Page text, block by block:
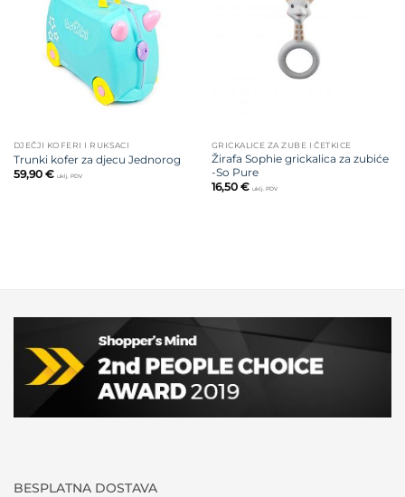
želja
DJEČJI KOFERI I RUKSACI
Trunki kofer za djecu Jednorog
59,90 € uklj. PDV
GRICKALICE ZA ZUBE I ČETKICE
Žirafa Sophie grickalica za zubiće
-So Pure
16,50 € uklj. PDV
BESPLATNA DOSTAVA